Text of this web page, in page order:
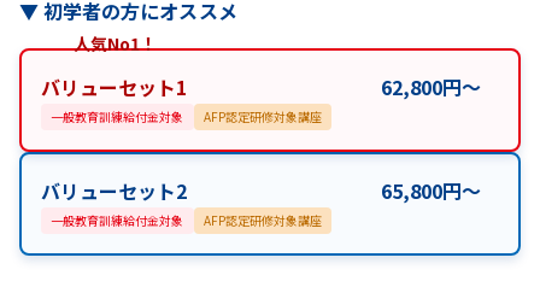
▼初学者の方にオススメ
人気No1！
バリューセット1 62,800円〜
一般教育訓練給付金対象 AFP認定研修対象講座
バリューセット2 65,800円〜
一般教育訓練給付金対象 AFP認定研修対象講座